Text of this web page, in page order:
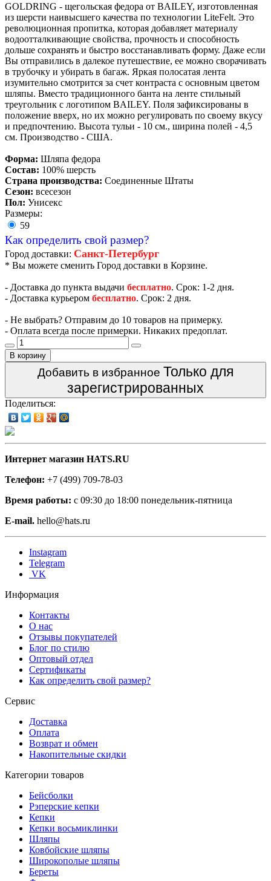
GOLDRING - щегольская федора от BAILEY, изготовленная
из шерсти наивысшего качества по технологии LiteFelt. Это
революционная пропитка, которая добавляет материалу
водоотталкивающие свойства, прочность и способность
дольше сохранять и быстро восстанавливать форму. Даже если
Вы отправились в далекое путешествие, ее можно сворачивать
в трубочку и убирать в багаж. Яркая полосатая лента
изумительно смотрится за счет контраста с основным цветом
шляпы. Вместо традиционного банта на ленте стильный
треугольник с логотипом BAILEY. Поля зафиксированы в
положение вверх, но их можно регулировать по своему вкусу
и предпочтению. Высота тульи - 10 см., ширина полей - 4,5
см. Производство - США.
Форма: Шляпа федора
Состав: 100% шерсть
Страна производства: Соединенные Штаты
Сезон: всесезон
Пол: Унисекс
Размеры:
59
Как определить свой размер?
Город доставки: Санкт-Петербург
* Вы можете сменить Город доставки в Корзине.
- Доставка до пункта выдачи бесплатно. Срок: 1-2 дня.
- Доставка курьером бесплатно. Срок: 2 дня.
- Не выбрать? Отправим до 10 товаров на примерку.
- Оплата всегда после примерки. Никаких предоплат.
В корзину
Добавить в избранное Только для
зарегистрированных
Поделиться:
Интернет магазин HATS.RU
Телефон: +7 (499) 709-78-03
Время работы: с 09:30 до 18:00 понедельник-пятница
E-mail. hello@hats.ru
Instagram
Telegram
VK
Информация
Контакты
О нас
Отзывы покупателей
Блог по стилю
Оптовый отдел
Сертификаты
Как определить свой размер?
Сервис
Доставка
Оплата
Возврат и обмен
Накопительные скидки
Категории товаров
Бейсболки
Рэперские кепки
Кепки
Кепки восьмиклинки
Шляпы
Ковбойские шляпы
Широкополые шляпы
Береты